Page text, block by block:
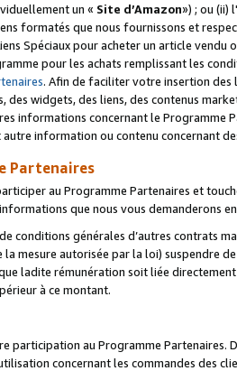
un « Site d’Amazon») ; ou (ii)
formatés que nous fournissons et
Spéciaux pour acheter un article
pour les achats remplissant les
. Afin de faciliter votre insertion des
des widgets, des liens, des contenus
informations concernant le Programme
information ou contenu concernant
Partenaires
au Programme Partenaires et
que nous vous demanderons
conditions générales d’autres contrats
mesure autorisée par la loi) suspendre
ladite rémunération soit liée
à ce montant.
participation au Programme Partenaires.
concernant les commandes des